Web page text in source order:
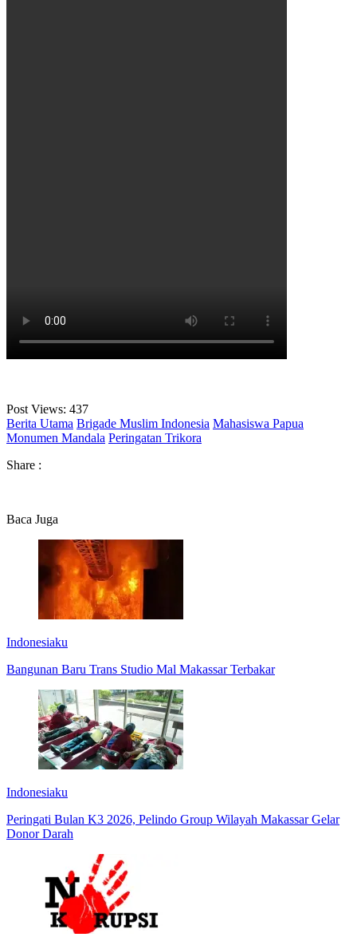
Post Views: 437
Berita Utama Brigade Muslim Indonesia Mahasiswa Papua
Monumen Mandala Peringatan Trikora
Share :
Baca Juga
Indonesiaku
Bangunan Baru Trans Studio Mal Makassar Terbakar
Indonesiaku
Peringati Bulan K3 2026, Pelindo Group Wilayah Makassar Gelar
Donor Darah